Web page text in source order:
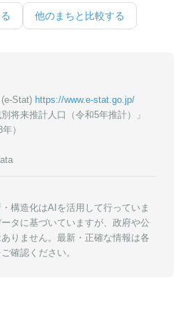
他のまちと比較する
Stat) https://www.e-stat.go.jp/
将来推計人口（令和5年推計）」
）
構造化はAIを活用して行っていま
タに基づいていますが、政府や公
りません。最新・正確な情報は各
確認ください。